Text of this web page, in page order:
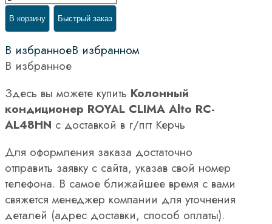
В корзину Быстрый заказ
В избранноеВ избранном
В избранное
Здесь вы можете купить Колонный
кондиционер ROYAL CLIMA Alto RC-
AL48HN с доставкой в г/пгт Керчь
Для оформления заказа достаточно
отправить заявку с сайта, указав свой номер
телефона. В самое ближайшее время с вами
свяжется менеджер компании для уточнения
деталей (адрес доставки, способ оплаты).